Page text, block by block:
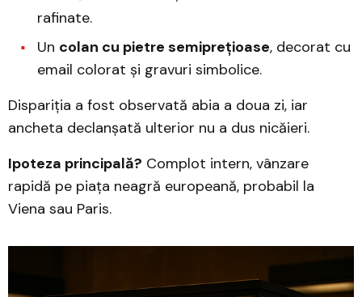
rafinate.
Un colan cu pietre semiprețioase, decorat cu
email colorat și gravuri simbolice.
Dispariția a fost observată abia a doua zi, iar
ancheta declanșată ulterior nu a dus nicăieri.
Ipoteza principală? Complot intern, vânzare
rapidă pe piața neagră europeană, probabil la
Viena sau Paris.